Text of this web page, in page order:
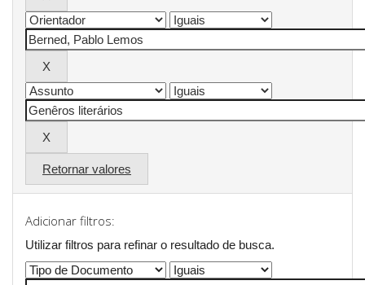
Retornar valores
Adicionar filtros:
Utilizar filtros para refinar o resultado de busca.